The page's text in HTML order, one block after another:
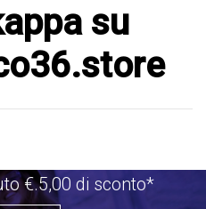
su
€.5,00 di sconto*